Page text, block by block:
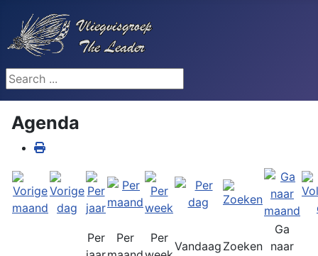
Search ...
Agenda
Per
Per
Per
Vandaag Zoeken
Ga
naar